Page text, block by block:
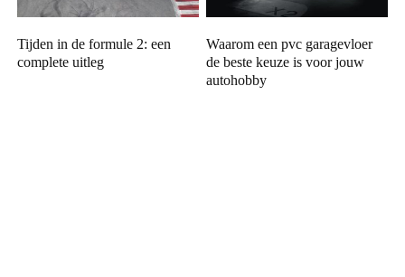
Tijden in de formule 2: een
complete uitleg
Waarom een pvc garagevloer
de beste keuze is voor jouw
autohobby